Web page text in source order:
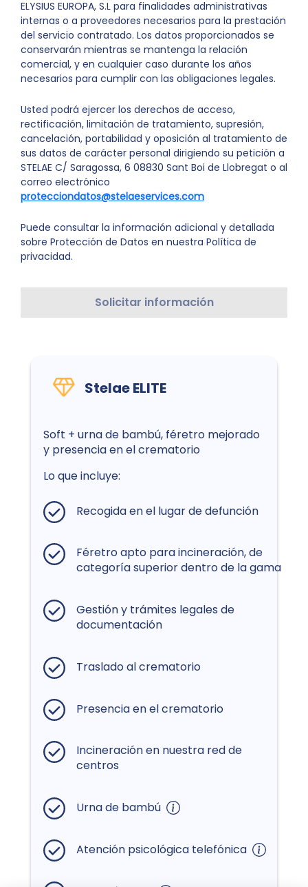
ELYSIUS EUROPA, S.L para finalidades administrativas
internas o a proveedores necesarios para la prestación
del servicio contratado. Los datos proporcionados se
conservarán mientras se mantenga la relación
comercial, y en cualquier caso durante los años
necesarios para cumplir con las obligaciones legales.
Usted podrá ejercer los derechos de acceso,
rectificación, limitación de tratamiento, supresión,
cancelación, portabilidad y oposición al tratamiento de
sus datos de carácter personal dirigiendo su petición a
STELAE C/ Saragossa, 6 08830 Sant Boi de Llobregat o al
correo electrónico
protecciondatos@stelaeservices.com
Puede consultar la información adicional y detallada
sobre Protección de Datos en nuestra Política de
privacidad.
Solicitar información
Stelae ELITE
Soft + urna de bambú, féretro mejorado
y presencia en el crematorio
Lo que incluye:
Recogida en el lugar de defunción
Féretro apto para incineración, de
categoría superior dentro de la gama
Gestión y trámites legales de
documentación
Traslado al crematorio
Presencia en el crematorio
Incineración en nuestra red de
centros
Urna de bambú
Atención psicológica telefónica